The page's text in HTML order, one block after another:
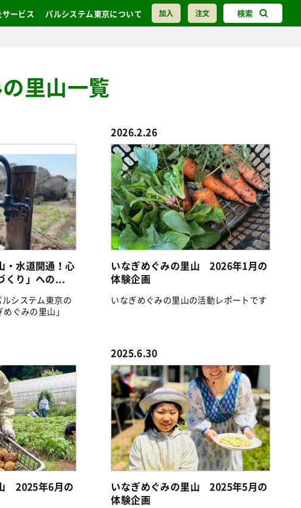
加入 注文 検索
ービス パルシステム東京について
里山一覧
・水道開通！心
くり」への...
システム東京の
ぐみの里山」
2026.2.26
いなぎめぐみの里山 2026年1月の
体験企画
いなぎめぐみの里山の活動レポートです
2025年6月の
2025.6.30
いなぎめぐみの里山 2025年5月の
体験企画